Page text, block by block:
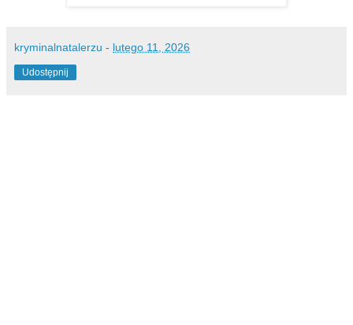
kryminalnatalerzu - lutego 11, 2026
Udostępnij